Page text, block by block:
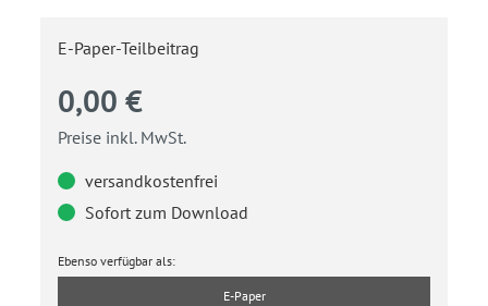
E-Paper-Teilbeitrag
0,00 €
Preise inkl. MwSt.
versandkostenfrei
Sofort zum Download
Ebenso verfügbar als:
E-Paper